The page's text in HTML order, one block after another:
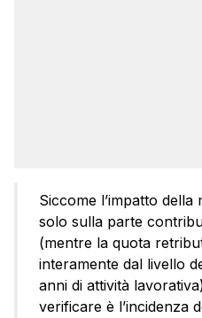
Siccome l’impatto
solo sulla parte
(mentre la quota
interamente dal livello
anni di attività
verificare è l’incidenza